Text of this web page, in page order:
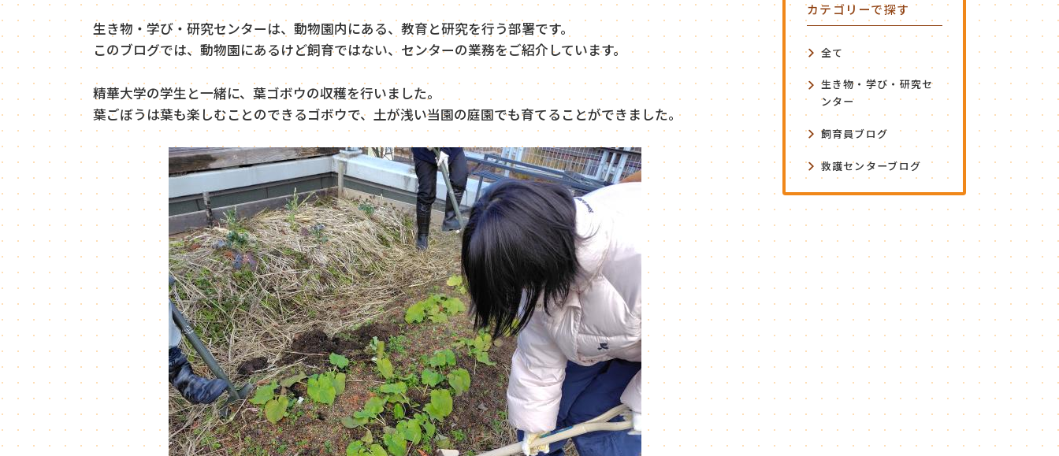
生き物・学び・研究センターは、動物園内にある、教育と研究を行う部署です。
このブログでは、動物園にあるけど飼育ではない、センターの業務をご紹介しています。
精華大学の学生と一緒に、葉ゴボウの収穫を行いました。
葉ごぼうは葉も楽しむことのできるゴボウで、土が浅い当園の庭園でも育てることができました。
カテゴリーで探す
全て
生き物・学び・研究セ
ンター
飼育員ブログ
救護センターブログ